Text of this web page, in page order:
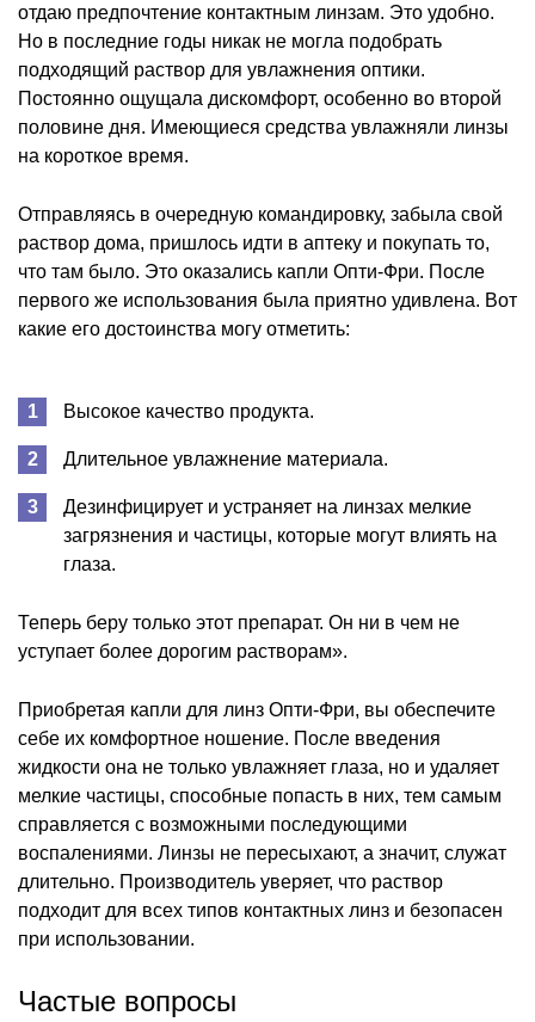
отдаю предпочтение контактным линзам. Это удобно.
Но в последние годы никак не могла подобрать
подходящий раствор для увлажнения оптики.
Постоянно ощущала дискомфорт, особенно во второй
половине дня. Имеющиеся средства увлажняли линзы
на короткое время.
Отправляясь в очередную командировку, забыла свой
раствор дома, пришлось идти в аптеку и покупать то,
что там было. Это оказались капли Опти-Фри. После
первого же использования была приятно удивлена. Вот
какие его достоинства могу отметить:
Высокое качество продукта.
Длительное увлажнение материала.
Дезинфицирует и устраняет на линзах мелкие
загрязнения и частицы, которые могут влиять на
глаза.
Теперь беру только этот препарат. Он ни в чем не
уступает более дорогим растворам».
Приобретая капли для линз Опти-Фри, вы обеспечите
себе их комфортное ношение. После введения
жидкости она не только увлажняет глаза, но и удаляет
мелкие частицы, способные попасть в них, тем самым
справляется с возможными последующими
воспалениями. Линзы не пересыхают, а значит, служат
длительно. Производитель уверяет, что раствор
подходит для всех типов контактных линз и безопасен
при использовании.
Частые вопросы